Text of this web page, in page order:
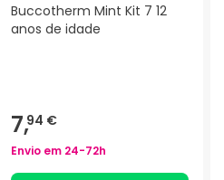
Buccotherm Mint Kit 7 12
anos de idade
7,94 €
Envio em 24-72h